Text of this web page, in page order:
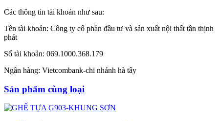
Các thông tin tài khoản như sau:
Tên tài khoản: Công ty cổ phần đầu tư và sản xuất nội thất tân thịnh
phát
Số tài khoản: 069.1000.368.179
Ngân hàng: Vietcombank-chi nhánh hà tây
Sản phẩm cùng loại